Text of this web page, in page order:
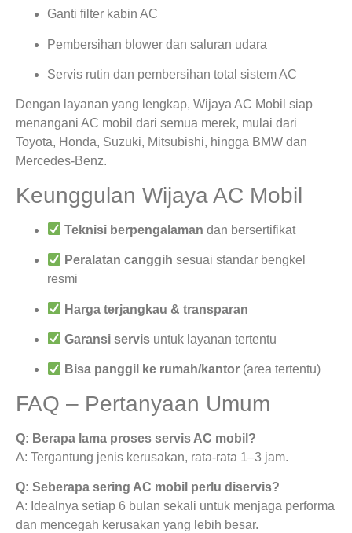
Ganti filter kabin AC
Pembersihan blower dan saluran udara
Servis rutin dan pembersihan total sistem AC
Dengan layanan yang lengkap, Wijaya AC Mobil siap
menangani AC mobil dari semua merek, mulai dari
Toyota, Honda, Suzuki, Mitsubishi, hingga BMW dan
Mercedes-Benz.
Keunggulan Wijaya AC Mobil
Teknisi berpengalaman dan bersertifikat
Peralatan canggih sesuai standar bengkel
resmi
Harga terjangkau & transparan
Garansi servis untuk layanan tertentu
Bisa panggil ke rumah/kantor (area tertentu)
FAQ – Pertanyaan Umum
Q: Berapa lama proses servis AC mobil?
A: Tergantung jenis kerusakan, rata-rata 1–3 jam.
Q: Seberapa sering AC mobil perlu diservis?
A: Idealnya setiap 6 bulan sekali untuk menjaga performa
dan mencegah kerusakan yang lebih besar.